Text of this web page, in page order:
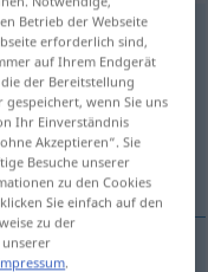
antippen)
Betrieb der Webseite
erforderlich sind,
auf Ihrem Endgerät
der Bereitstellung
wenn Sie uns
Ihr Einverständnis
Akzeptieren“. Sie
Besuche unserer
zu den Cookies
Sie einfach auf den
zu der
.